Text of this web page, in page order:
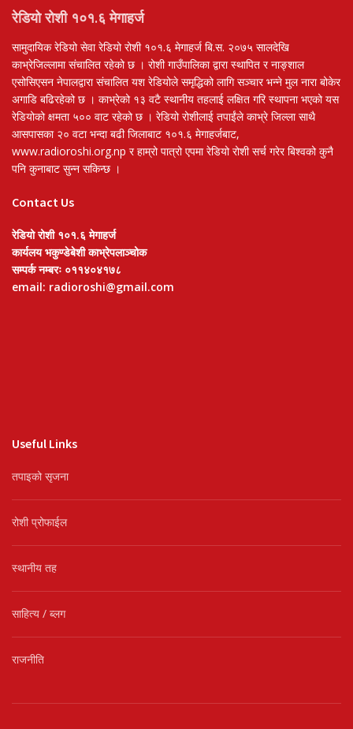
रेडियो रोशी १०१.६ मेगाहर्ज
सामुदायिक रेडियो सेवा रेडियो रोशी १०१.६ मेगाहर्ज बि.स. २०७५ सालदेखि
काभ्रेजिल्लामा संचालित रहेको छ । रोशी गाउँपालिका द्वारा स्थापित र नाङ्शाल
एसोसिएसन नेपालद्वारा संचालित यश रेडियोले समृद्धिको लागि सञ्चार भन्ने मुल नारा बोकेर
अगाडि बढिरहेको छ । काभ्रेको १३ वटै स्थानीय तहलाई लक्षित गरि स्थापना भएको यस
रेडियोको क्षमता ५०० वाट रहेको छ । रेडियो रोशीलाई तपाईंले काभ्रे जिल्ला साथै
आसपासका २० वटा भन्दा बढी जिलाबाट १०१.६ मेगाहर्जबाट,
www.radioroshi.org.np र हाम्रो पात्रो एपमा रेडियो रोशी सर्च गरेर बिश्वको कुनै
पनि कुनाबाट सुन्न सकिन्छ ।
Contact Us
रेडियो रोशी १०१.६ मेगाहर्ज
कार्यलय भकुण्डेबेशी काभ्रेपलाञ्चोक
सम्पर्क नम्बरः ०११४०४१७८
email: radioroshi@gmail.com
Useful Links
तपाइको सृजना
रोशी प्रोफाईल
स्थानीय तह
साहित्य / ब्लग
राजनीति